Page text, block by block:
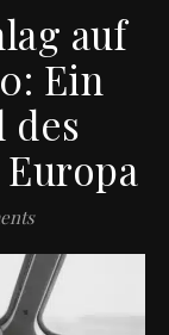
auf
Ein
des